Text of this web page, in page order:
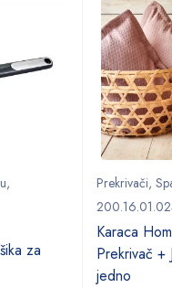
,
za
Prekrivači,
Karaca
Prekrivač +
jedno